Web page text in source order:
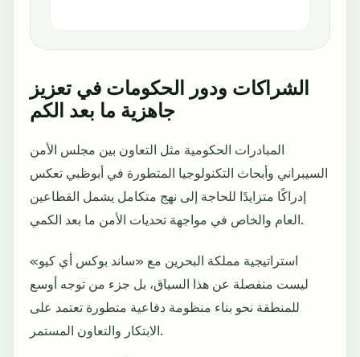
الشراكات ودور الحكومات في تعزيز
جاهزية ما بعد الكم
المبادرات الحكومية مثل التعاون بين مجلس الأمن
السيبراني وأبحاث التكنولوجيا المتطورة في أبوظبي تعكس
إدراكًا متزايدًا للحاجة إلى نهج متكامل يشمل القطاعين
العام والخاص في مواجهة تحديات الأمن ما بعد الكمي.
استراتيجية مملكة البحرين مع «ساند بوكس أي كيو»
ليست منفصلة عن هذا السياق، بل جزء من توجه أوسع
للمنطقة نحو بناء منظومة دفاعية متطورة تعتمد على
الابتكار والتعاون المستمر.